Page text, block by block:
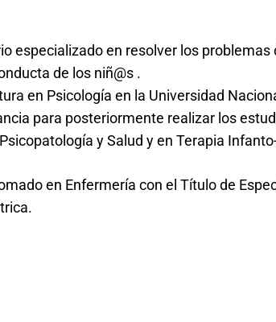
especializado en resolver los problemas
de los niñ@s .
en Psicología en la Universidad
para posteriormente realizar los
y Salud y en Terapia
en Enfermería con el Título de